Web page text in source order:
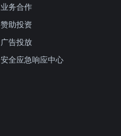
业务合作
赞助投资
广告投放
安全应急响应中心